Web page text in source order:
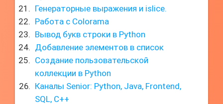
Генераторные выражения и islice.
Работа с Colorama
Вывод букв строки в Python
Добавление элементов в список
Создание пользовательской
коллекции в Python
Каналы Senior: Python, Java, Frontend,
SQL, C++